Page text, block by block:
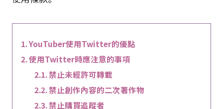
YouTuber使用Twitter的優點
使用Twitter時應注意的事項
禁止未經許可轉載
禁止創作內容的二次著作物
禁止購買追蹤者